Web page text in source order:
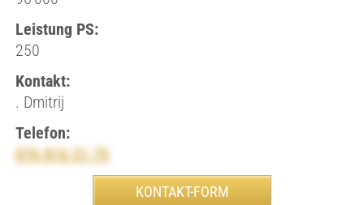
Leistung PS:
250
Kontakt:
. Dmitrij
Telefon:
076 816 21 75